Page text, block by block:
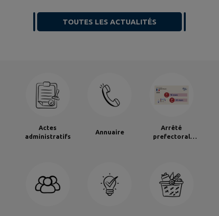
heresse.pdf
TOUTES LES ACTUALITÉS
Actes
administratifs
Annuaire
Arrêté
prefectoral